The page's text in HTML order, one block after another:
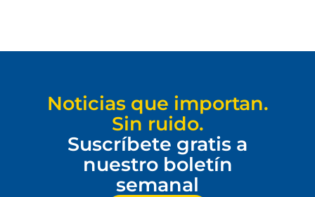
Noticias que importan.
Sin ruido.
Suscríbete gratis a
nuestro boletín
semanal